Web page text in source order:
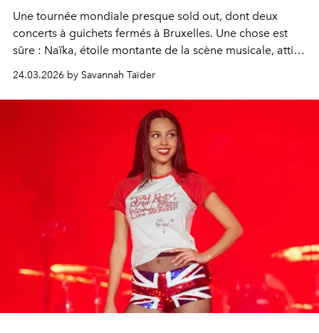
Une tournée mondiale presque sold out, dont deux
concerts à guichets fermés à Bruxelles. Une chose est
sûre : Naïka, étoile montante de la scène musicale, attire
l’univers unique qu’elle s’est créé, à la fois solaire et
envoûtant.
24.03.2026 by Savannah Taïder